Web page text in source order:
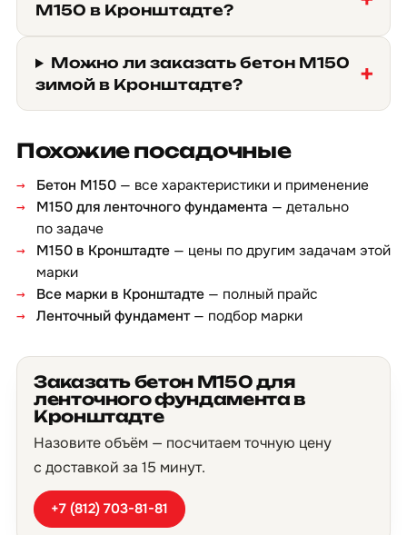
М150 в Кронштадте?
Можно ли заказать бетон М150
зимой в Кронштадте?
Похожие посадочные
Бетон М150 — все характеристики и применение
М150 для ленточного фундамента — детально
по задаче
М150 в Кронштадте — цены по другим задачам этой
марки
Все марки в Кронштадте — полный прайс
Ленточный фундамент— подбор марки
Заказать бетон М150 для
ленточного фундамента в
Кронштадте
Назовите объём — посчитаем точную цену
с доставкой за 15 минут.
+7 (812) 703-81-81